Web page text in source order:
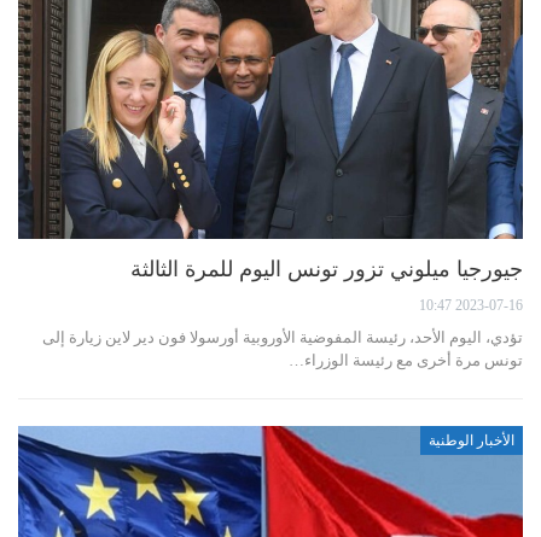
جيورجيا ميلوني تزور تونس اليوم للمرة الثالثة
2023-07-16 10:47
تؤدي، اليوم الأحد، رئيسة المفوضية الأوروبية أورسولا فون دير لاين زيارة إلى
تونس مرة أخرى مع رئيسة الوزراء…
الأخبار الوطنية